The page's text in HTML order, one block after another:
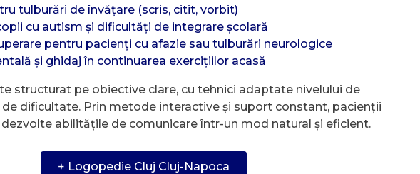
tulburări de învățare (scris, citit, vorbit)
cu autism și dificultăți de integrare școlară
pentru pacienți cu afazie sau tulburări neurologice
și ghidaj în continuarea exercițiilor acasă
structurat pe obiective clare, cu tehnici adaptate nivelului de
dificultate. Prin metode interactive și suport constant, pacienții
dezvolte abilitățile de comunicare într-un mod natural și eficient.
+ Logopedie Cluj Cluj-Napoca